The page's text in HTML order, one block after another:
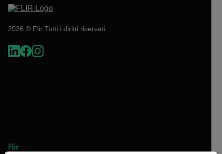
2026 © Flir Tutti i diritti riservati.
Flir